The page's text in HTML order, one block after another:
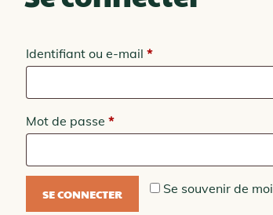
Identifiant ou e-mail *Obligatoire
Mot de passe *Obligatoire
Se souvenir de moi
SE CONNECTER